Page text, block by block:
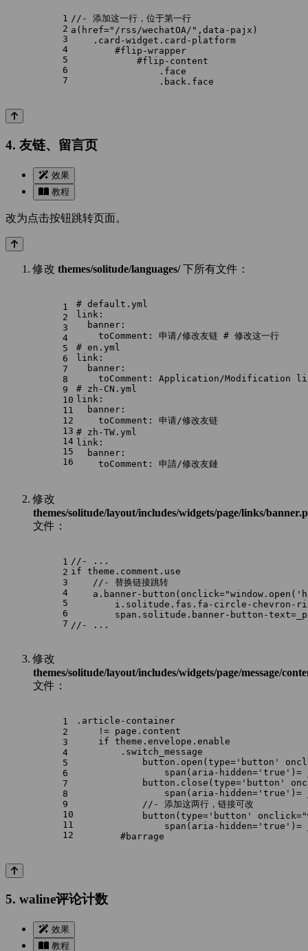
1
2
3
4
5
6
7
//- 添加这一行，位于第一行
a(href="/rss/wechatOA/",data-pajx)
    .card-widget.card-platform
        #flip-wrapper
            #flip-content
                .face
                .back.face
4. 友链、留言页
效果
教程
改为点击按钮跳转页面。
修改 themes/solitude/languages/下所有文件：
1
2
3
4
5
6
7
8
9
10
11
12
13
14
15
16
# default.yml
link:
banner:
toComment:
申请/修改友链 # 修改这一行
# en.yml
link:
banner:
toComment:
Application/Modification
# zh-CN.yml
link:
banner:
toComment:
申请/修改友链
# zh-TW.yml
link:
banner:
toComment:
申請/修改友鏈
修改
themes/solitude/layout/includes/widgets/page/links/
文件：
1
2
3
4
5
6
7
//- ...
if theme.comment.use
    //- 替换链接跳转
a.banner-
i.solitude.fas.fa-circle-chevron-
span.solitude.banner-button-
//- ...
修改
themes/solitude/layout/includes/widgets/page/message/
文件：
1
2
3
4
5
6
7
8
9
10
11
12
.article-container
    != page.content
    if theme.envelope.enable
        .switch_message
button.open(type='button'
span(aria-hidden='true')=
button.close(type='button'
span(aria-hidden='true')=
            //- 添加这两行，链接可改
button(type='button'
span(aria-
        #barrage
5. waline评论计数
效果
教程